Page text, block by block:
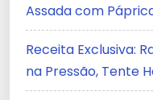
Assada com
Receita Exclusiva:
na Pressão, Tente